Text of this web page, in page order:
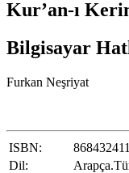
Kur’an-ı
Bilgisayar
Furkan Neşriyat
ISBN:
Dil: